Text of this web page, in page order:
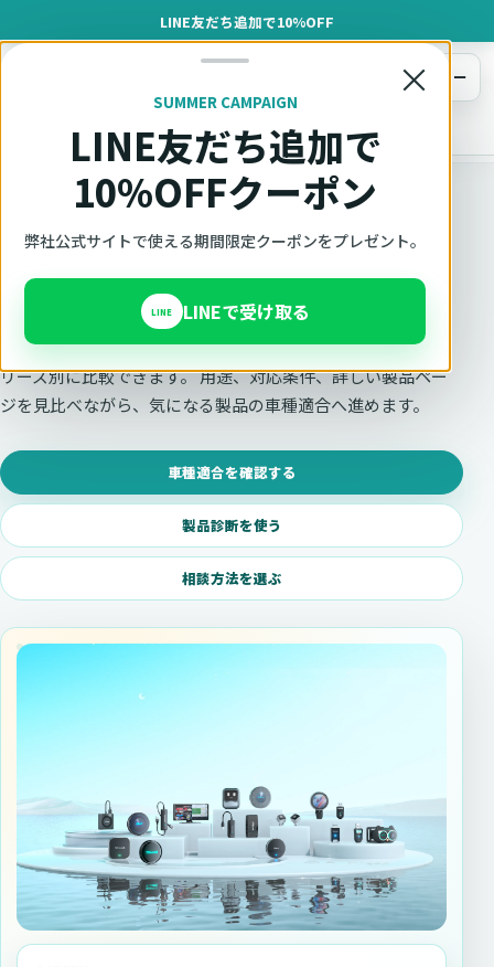
LINE友だち追加で10%OFF
×
SUMMER CAMPAIGN
LINE友だち追加で
10%OFFクーポン
弊社公式サイトで使える期間限定クーポンをプレゼント。
LINE LINEで受け取る
オットキャスト
メニュー
製品一覧
Ottocast製品を一覧で比較
AIBOX、ADAPTER、SCREEN、MEDIA、ACCESSORYをシ
リーズ別に比較できます。 用途、対応条件、詳しい製品ペー
ジを見比べながら、気になる製品の車種適合へ進めます。
車種適合を確認する
製品診断を使う
相談方法を選ぶ